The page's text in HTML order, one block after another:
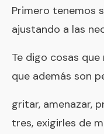
Primero tenemos
ajustando a las
Te digo cosas
que además son
gritar, amenazar,
tres, exigirles de